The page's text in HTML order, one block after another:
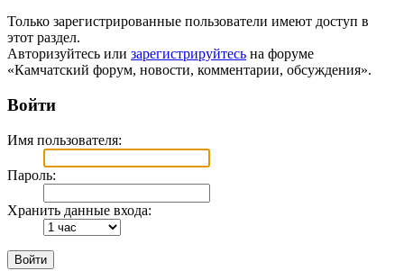
Только зарегистрированные пользователи имеют доступ в
этот раздел.
Авторизуйтесь или зарегистрируйтесь на форуме
«Камчатский форум, новости, комментарии, обсуждения».
Войти
Имя пользователя:
Пароль:
Хранить данные входа: